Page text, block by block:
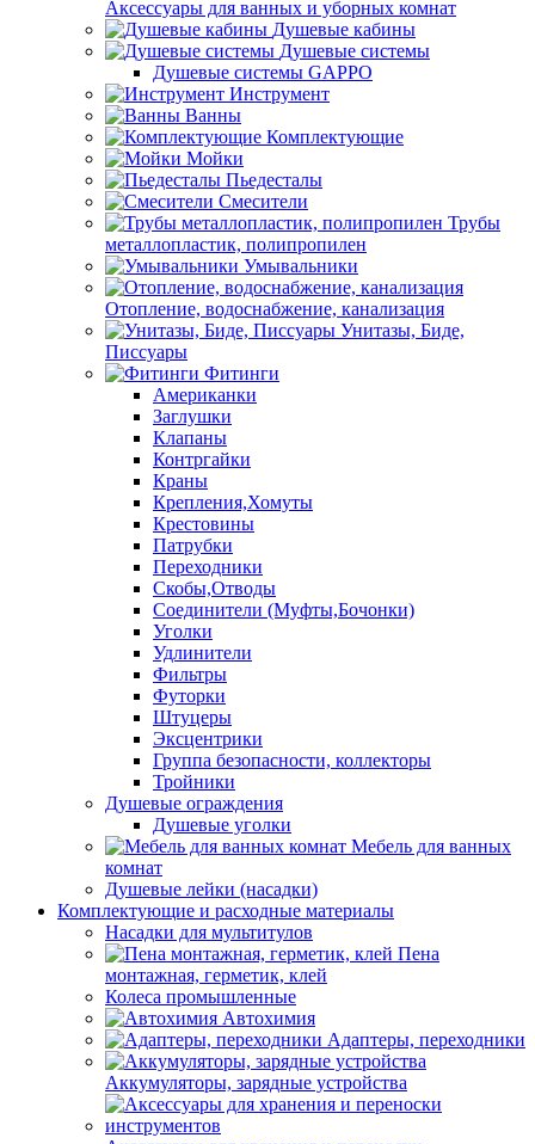
Аксессуары для ванных и уборных комнат
Душевые кабины
Душевые системы
Душевые системы GAPPO
Инструмент
Ванны
Комплектующие
Мойки
Пьедесталы
Смесители
Трубы
металлопластик, полипропилен
Умывальники
Отопление, водоснабжение, канализация
Унитазы, Биде,
Писсуары
Фитинги
Американки
Заглушки
Клапаны
Контргайки
Краны
Крепления,Хомуты
Крестовины
Патрубки
Переходники
Скобы,Отводы
Соединители (Муфты,Бочонки)
Уголки
Удлинители
Фильтры
Футорки
Штуцеры
Эксцентрики
Группа безопасности, коллекторы
Тройники
Душевые ограждения
Душевые уголки
Мебель для ванных
комнат
Душевые лейки (насадки)
Комплектующие и расходные материалы
Насадки для мультитулов
Пена
монтажная, герметик, клей
Колеса промышленные
Автохимия
Адаптеры, переходники
Аккумуляторы, зарядные устройства